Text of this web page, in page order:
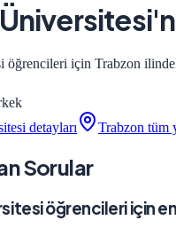
öğrencileri için Trabzon
detayları Trabzon tüm
Sorular
öğrencileri için